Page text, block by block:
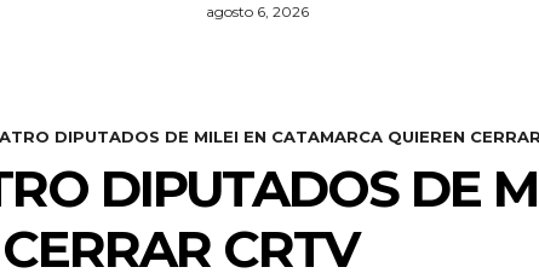
agosto 6, 2026